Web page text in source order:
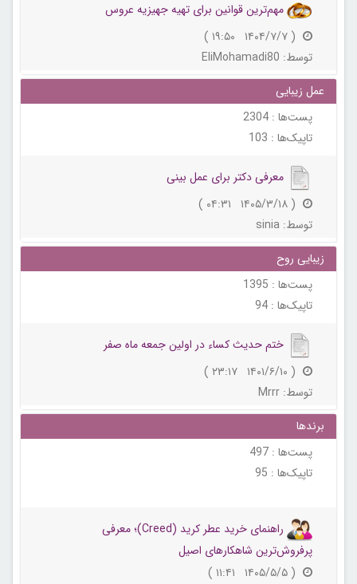
مهم‌ترین قوانین برای تهیه جهیزیه عروس
( ۱۴۰۴/۷/۷ ۱۹:۵۰ )
توسط: EliMohamadi80
عمل زیبایی
پست‌ها : 2304
تاپیک‌ها : 103
معرفی دکتر برای عمل بینی
( ۱۴۰۵/۳/۱۸ ۰۴:۳۱ )
توسط: sinia
زیبایی روح
پست‌ها : 1395
تاپیک‌ها : 94
ختم حديث كساء در اولين جمعه ماه صفر
( ۱۴۰۱/۶/۱۰ ۲۳:۱۷ )
توسط: Mrrr
برندها
پست‌ها : 497
تاپیک‌ها : 95
راهنمای خرید عطر کرید (Creed)؛ معرفی
پرفروش‌ترین شاهکارهای اصیل
( ۱۴۰۵/۵/۵ ۱۱:۴۱ )